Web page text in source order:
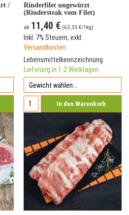
/
Rinderfilet ungewürzt
(Rindersteak vom Filet)
ab 11,40 € (63,33 €/1kg)
Inkl. 7% Steuern, exkl.
Versandkosten
Lebensmittelkennzeichnung
Lieferung in 1-2 Werktagen
In den Warenkorb